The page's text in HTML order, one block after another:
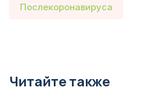
Послекоронавируса
Читайте также